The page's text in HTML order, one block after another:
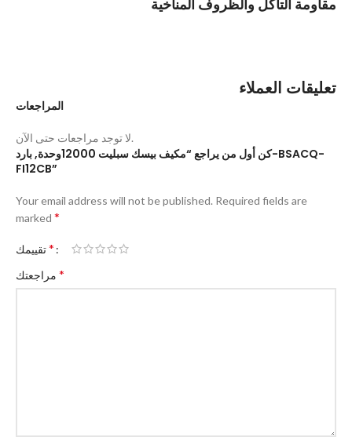
مقاومة التآكل والظروف المناخية
تعليقات العملاء
المراجعات
لا توجد مراجعات حتى الآن.
كن أول من يراجع “مكيف بيسك سبليت 12000وحدة, بارد-BSACQ-
FI12CB”
Your email address will not be published. Required fields are
marked *
*
*